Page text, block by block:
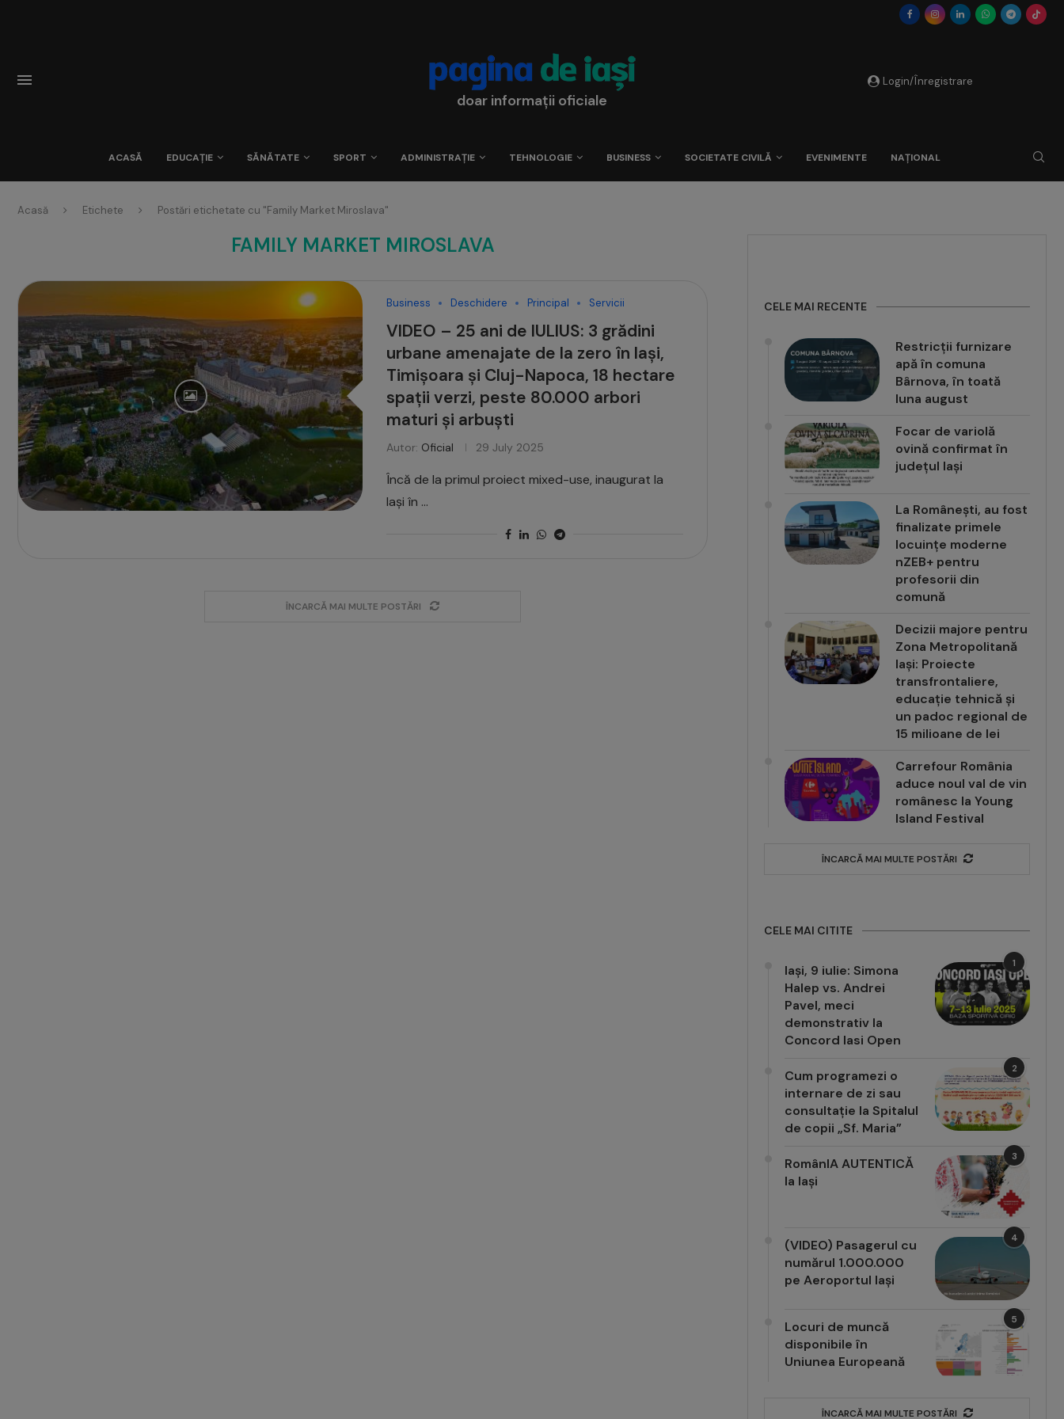
doar informații oficiale
Login/Înregistrare
ACASĂ EDUCAȚIE SĂNĂTATE SPORT ADMINISTRAȚIE TEHNOLOGIE BUSINESS SOCIETATE CIVILĂ EVENIMENTE NAȚIONAL
Acasă Etichete Postări etichetate cu "Family Market Miroslava"
FAMILY MARKET MIROSLAVA
Business Deschidere Principal Servicii
VIDEO – 25 ani de IULIUS: 3 grădini
urbane amenajate de la zero în Iași,
Timișoara și Cluj-Napoca, 18 hectare
spații verzi, peste 80.000 arbori
maturi și arbuști
Autor: Oficial 29 July 2025
Încă de la primul proiect mixed-use, inaugurat la
Iași în …
ÎNCARCĂ MAI MULTE POSTĂRI
CELE MAI RECENTE
Restricții furnizare
apă în comuna
Bârnova, în toată
luna august
Focar de variolă
ovină confirmat în
județul Iași
La Românești, au fost
finalizate primele
locuințe moderne
nZEB+ pentru
profesorii din
comună
Decizii majore pentru
Zona Metropolitană
Iași: Proiecte
transfrontaliere,
educație tehnică și
un padoc regional de
15 milioane de lei
Carrefour România
aduce noul val de vin
românesc la Young
Island Festival
ÎNCARCĂ MAI MULTE POSTĂRI
CELE MAI CITITE
1
Iași, 9 iulie: Simona
Halep vs. Andrei
Pavel, meci
demonstrativ la
Concord Iasi Open
2
Cum programezi o
internare de zi sau
consultație la Spitalul
de copii „Sf. Maria”
3
RomânIA AUTENTICĂ
la Iași
4
(VIDEO) Pasagerul cu
numărul 1.000.000
pe Aeroportul Iași
5
Locuri de muncă
disponibile în
Uniunea Europeană
ÎNCARCĂ MAI MULTE POSTĂRI